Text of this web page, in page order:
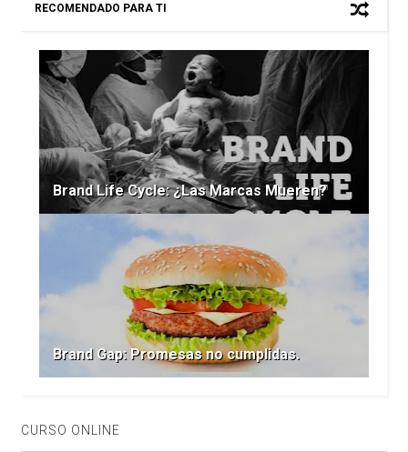
RECOMENDADO PARA TI
Brand Life Cycle: ¿Las Marcas Mueren?
Brand Gap: Promesas no cumplidas.
CURSO ONLINE